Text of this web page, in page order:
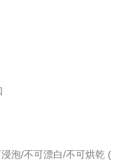
泡/不可漂白/不可烘乾 (